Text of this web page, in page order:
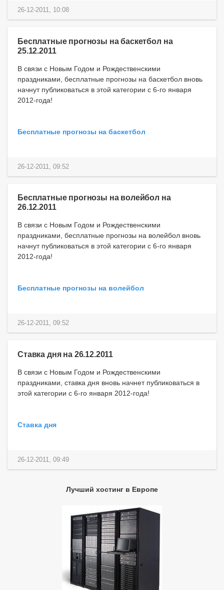
26-12-2011, 10:08
Бесплатные прогнозы на баскетбол на
25.12.2011
В связи с Новым Годом и Рождественскими
праздниками, бесплатные прогнозы на баскетбол вновь
начнут публиковаться в этой категории с 6-го января
2012-года!
Бесплатные прогнозы на баскетбол
26-12-2011, 09:52
Бесплатные прогнозы на волейбол на
26.12.2011
В связи с Новым Годом и Рождественскими
праздниками, бесплатные прогнозы на волейбол вновь
начнут публиковаться в этой категории с 6-го января
2012-года!
Бесплатные прогнозы на волейбол
26-12-2011, 09:52
Ставка дня на 26.12.2011
В связи с Новым Годом и Рождественскими
праздниками, ставка дня вновь начнет публиковаться в
этой категории с 6-го января 2012-года!
Ставка дня
26-12-2011, 09:49
Лучший хостинг в Европе